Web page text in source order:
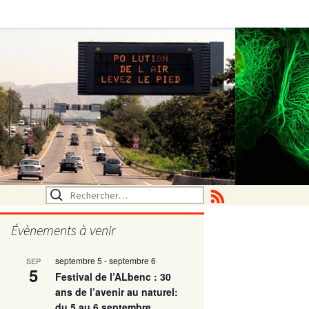
Rechercher :
Évènements à venir
SEP
5
septembre 5 -septembre 6
Festival de l’ALbenc : 30
ans de l’avenir au naturel: